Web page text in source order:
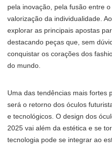
pela inovação, pela fusão entre
valorização da individualidade.
explorar as principais apostas
destacando peças que, sem
conquistar os corações dos
do mundo.
Uma das tendências mais fortes
será o retorno dos óculos
e tecnológicos. O design dos
2025 vai além da estética e se
tecnologia pode se integrar ao